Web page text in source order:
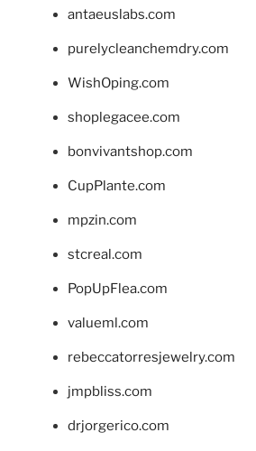
antaeuslabs.com
purelycleanchemdry.com
WishOping.com
shoplegacee.com
bonvivantshop.com
CupPlante.com
mpzin.com
stcreal.com
PopUpFlea.com
valueml.com
rebeccatorresjewelry.com
jmpbliss.com
drjorgerico.com